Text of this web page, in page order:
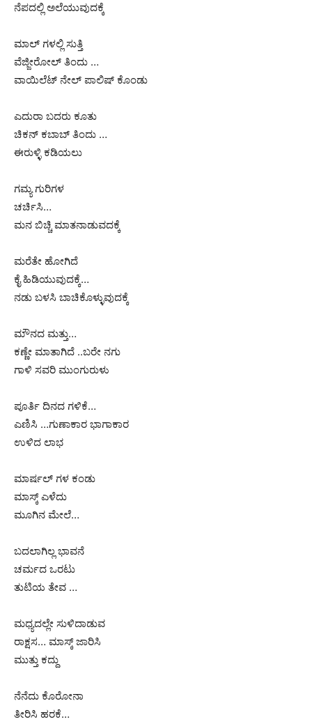
ನೆಪದಲ್ಲಿ ಅಲೆಯುವುದಕ್ಕೆ
ಮಾಲ್ ಗಳಲ್ಲಿ ಸುತ್ತಿ
ವೆಜ್ಜೀರೋಲ್ ತಿಂದು …
ವಾಯಿಲೆಟ್ ನೇಲ್ ಪಾಲಿಷ್ ಕೊಂಡು
ಎದುರಾ ಬದರು ಕೂತು
ಚಿಕನ್ ಕಬಾಬ್ ತಿಂದು …
ಈರುಳ್ಳಿ ಕಡಿಯಲು
ಗಮ್ಯ ಗುರಿಗಳ
ಚರ್ಚಿಸಿ…
ಮನ ಬಿಚ್ಚಿ ಮಾತನಾಡುವದಕ್ಕೆ
ಮರೆತೇ ಹೋಗಿದೆ
ಕೈ ಹಿಡಿಯುವುದಕ್ಕೆ…
ನಡು ಬಳಸಿ ಬಾಚಿಕೊಳ್ಳುವುದಕ್ಕೆ
ಮೌನದ ಮತ್ತು…
ಕಣ್ಣೇ ಮಾತಾಗಿದೆ ..ಬರೇ ನಗು
ಗಾಳಿ ಸವರಿ ಮುಂಗುರುಳು
ಪೂರ್ತಿ ದಿನದ ಗಳಿಕೆ…
ಎಣಿಸಿ …ಗುಣಾಕಾರ ಭಾಗಾಕಾರ
ಉಳಿದ ಲಾಭ
ಮಾರ್ಷಲ್ ಗಳ ಕಂಡು
ಮಾಸ್ಕ್ ಎಳೆದು
ಮೂಗಿನ ಮೇಲೆ…
ಬದಲಾಗಿಲ್ಲ ಭಾವನೆ
ಚರ್ಮದ ಒರಟು
ತುಟಿಯ ತೇವ …
ಮಧ್ಯದಲ್ಲೇ ಸುಳಿದಾಡುವ
ರಾಕ್ಷಸ… ಮಾಸ್ಕ್ ಜಾರಿಸಿ
ಮುತ್ತು ಕದ್ದು
ನೆನೆದು ಕೊರೋನಾ
ತೀರಿಸಿ ಹರಕೆ…